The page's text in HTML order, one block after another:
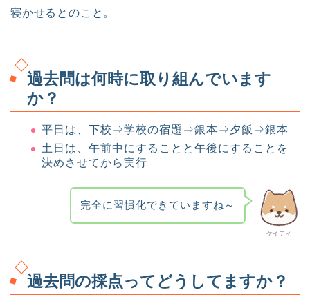
寝かせるとのこと。
過去問は何時に取り組んでいます
か？
平日は、下校⇒学校の宿題⇒銀本⇒夕飯⇒銀本
土日は、午前中にすることと午後にすることを
決めさせてから実行
ケイティ
完全に習慣化できていますね～
過去問の採点ってどうしてますか？